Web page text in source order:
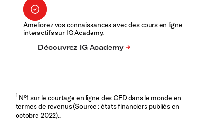
Améliorez vos connaissances avec des cours en ligne
interactifs sur IG Academy.
1N°1 sur le courtage en ligne des CFD dans le monde en
termes de revenus (Source : états financiers publiés en
octobre 2022)..